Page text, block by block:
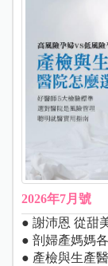
2026年7月號
● 謝沛恩 從甜
● 剖婦產媽媽
● 產檢與生產